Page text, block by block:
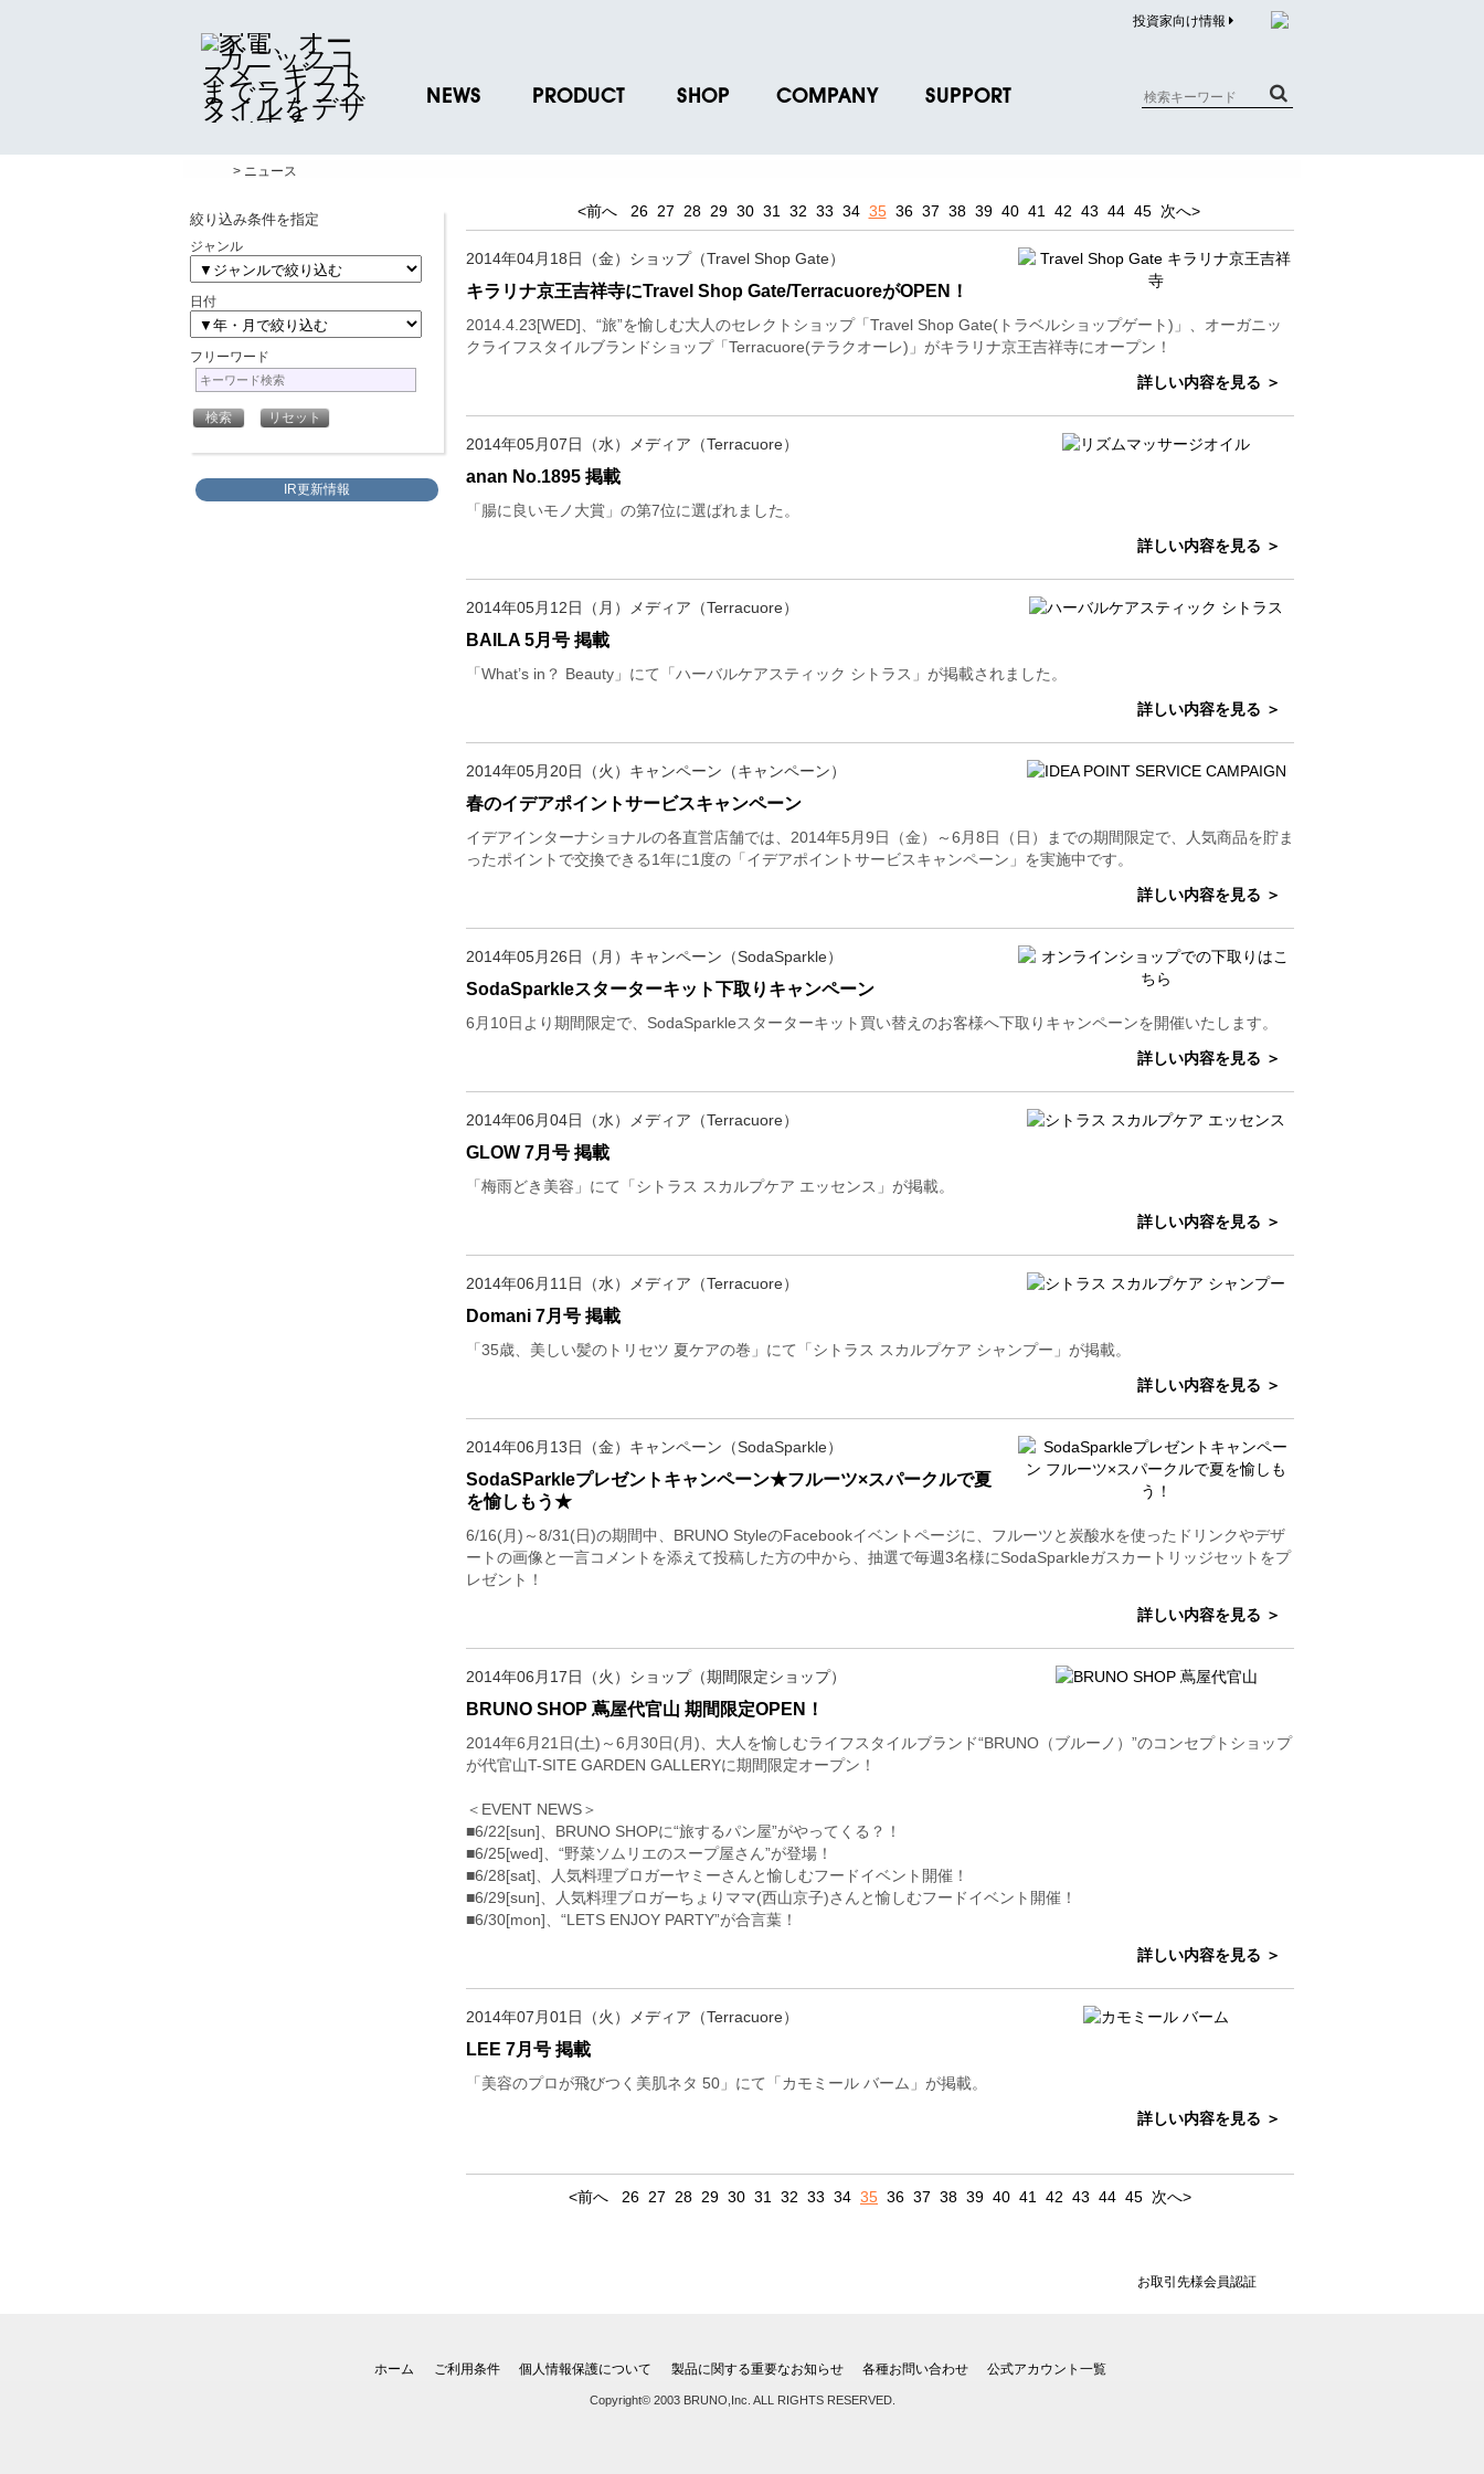
投資家向け情報
NEWS PRODUCT
ノベルティグッズ
お取引先様 会員認証
SHOP
BRUNO POINT SERVICE
COMPANY
リクルート
社会貢献活動
SUPPORT
各種お問い合わせ
よくあるご質問（企業）
> ニュース
絞り込み条件を指定
ジャンル
日付
フリーワード
IR更新情報
<前へ 26 27 28 29 30 31 32 33 34 35 36 37 38 39 40 41 42 43 44 45 次へ>
2014年04月18日（金）ショップ（Travel Shop Gate）
キラリナ京王吉祥寺にTravel Shop Gate/TerracuoreがOPEN！
2014.4.23[WED]、“旅”を愉しむ大人のセレクトショップ「Travel Shop Gate(トラベルショップゲート)」、オーガニッ
クライフスタイルブランドショップ「Terracuore(テラクオーレ)」がキラリナ京王吉祥寺にオープン！
詳しい内容を見る ＞
2014年05月07日（水）メディア（Terracuore）
anan No.1895 掲載
「腸に良いモノ大賞」の第7位に選ばれました。
詳しい内容を見る ＞
2014年05月12日（月）メディア（Terracuore）
BAILA 5月号 掲載
「What’s in？ Beauty」にて「ハーバルケアスティック シトラス」が掲載されました。
詳しい内容を見る ＞
2014年05月20日（火）キャンペーン（キャンペーン）
春のイデアポイントサービスキャンペーン
イデアインターナショナルの各直営店舗では、2014年5月9日（金）～6月8日（日）までの期間限定で、人気商品を貯ま
ったポイントで交換できる1年に1度の「イデアポイントサービスキャンペーン」を実施中です。
詳しい内容を見る ＞
2014年05月26日（月）キャンペーン（SodaSparkle）
SodaSparkleスターターキット下取りキャンペーン
6月10日より期間限定で、SodaSparkleスターターキット買い替えのお客様へ下取りキャンペーンを開催いたします。
詳しい内容を見る ＞
2014年06月04日（水）メディア（Terracuore）
GLOW 7月号 掲載
「梅雨どき美容」にて「シトラス スカルプケア エッセンス」が掲載。
詳しい内容を見る ＞
2014年06月11日（水）メディア（Terracuore）
Domani 7月号 掲載
「35歳、美しい髪のトリセツ 夏ケアの巻」にて「シトラス スカルプケア シャンプー」が掲載。
詳しい内容を見る ＞
2014年06月13日（金）キャンペーン（SodaSparkle）
SodaSParkleプレゼントキャンペーン★フルーツ×スパークルで夏
を愉しもう★
6/16(月)～8/31(日)の期間中、BRUNO StyleのFacebookイベントページに、フルーツと炭酸水を使ったドリンクやデザ
ートの画像と一言コメントを添えて投稿した方の中から、抽選で毎週3名様にSodaSparkleガスカートリッジセットをプ
レゼント！
詳しい内容を見る ＞
2014年06月17日（火）ショップ（期間限定ショップ）
BRUNO SHOP 蔦屋代官山 期間限定OPEN！
2014年6月21日(土)～6月30日(月)、大人を愉しむライフスタイルブランド“BRUNO（ブルーノ）”のコンセプトショップ
が代官山T-SITE GARDEN GALLERYに期間限定オープン！
＜EVENT NEWS＞
■6/22[sun]、BRUNO SHOPに“旅するパン屋”がやってくる？！
■6/25[wed]、“野菜ソムリエのスープ屋さん”が登場！
■6/28[sat]、人気料理ブロガーヤミーさんと愉しむフードイベント開催！
■6/29[sun]、人気料理ブロガーちょりママ(西山京子)さんと愉しむフードイベント開催！
■6/30[mon]、“LETS ENJOY PARTY”が合言葉！
詳しい内容を見る ＞
2014年07月01日（火）メディア（Terracuore）
LEE 7月号 掲載
「美容のプロが飛びつく美肌ネタ 50」にて「カモミール バーム」が掲載。
詳しい内容を見る ＞
<前へ 26 27 28 29 30 31 32 33 34 35 36 37 38 39 40 41 42 43 44 45 次へ>
お取引先様会員認証
ホーム ご利用条件 個人情報保護について 製品に関する重要なお知らせ 各種お問い合わせ 公式アカウント一覧
Copyright© 2003 BRUNO,Inc. ALL RIGHTS RESERVED.